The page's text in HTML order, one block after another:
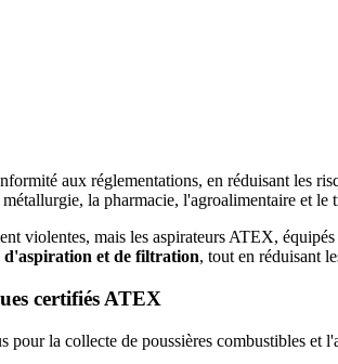
aux réglementations, en réduisant les
la pharmacie, l'agroalimentaire et le
violentes, mais les aspirateurs ATEX,
d'aspiration et de filtration, tout en réduisant
certifiés ATEX
pour la collecte de poussières combustibles